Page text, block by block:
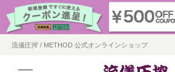
流儀圧搾 / METHOD 公式オンラインショップ